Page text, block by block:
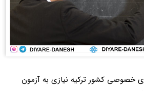
خصوصی کشور ترکیه نیازی به آزمون